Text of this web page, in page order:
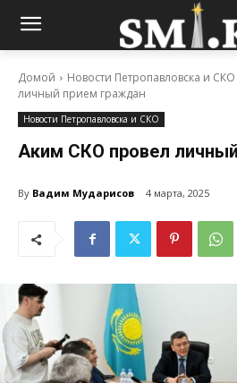
Домой Новости Петропавловска и СКО
личный прием граждан
Новости Петропавловска и СКО
Аким СКО провел
By Вадим Мударисов 4 марта, 2025